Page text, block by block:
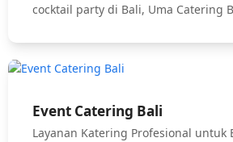
cocktail party di Bali, Uma Catering
Event Catering Bali
Layanan Katering Profesional untuk